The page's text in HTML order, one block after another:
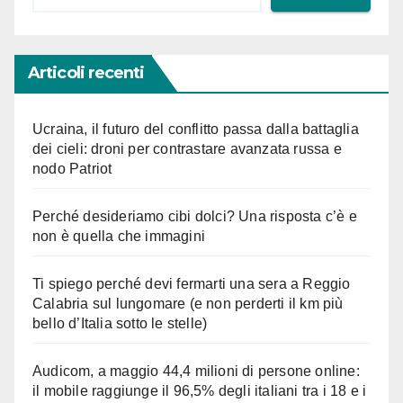
Articoli recenti
Ucraina, il futuro del conflitto passa dalla battaglia
dei cieli: droni per contrastare avanzata russa e
nodo Patriot
Perché desideriamo cibi dolci? Una risposta c’è e
non è quella che immagini
Ti spiego perché devi fermarti una sera a Reggio
Calabria sul lungomare (e non perderti il km più
bello d’Italia sotto le stelle)
Audicom, a maggio 44,4 milioni di persone online:
il mobile raggiunge il 96,5% degli italiani tra i 18 e i